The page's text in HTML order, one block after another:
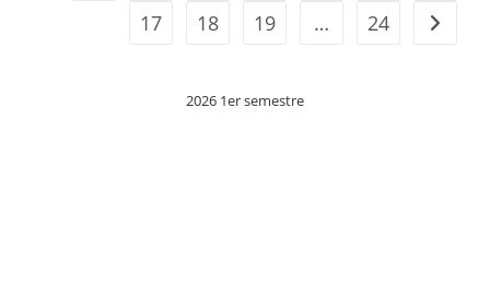
17
18 19 … 24 Aller à
2026 1er semestre